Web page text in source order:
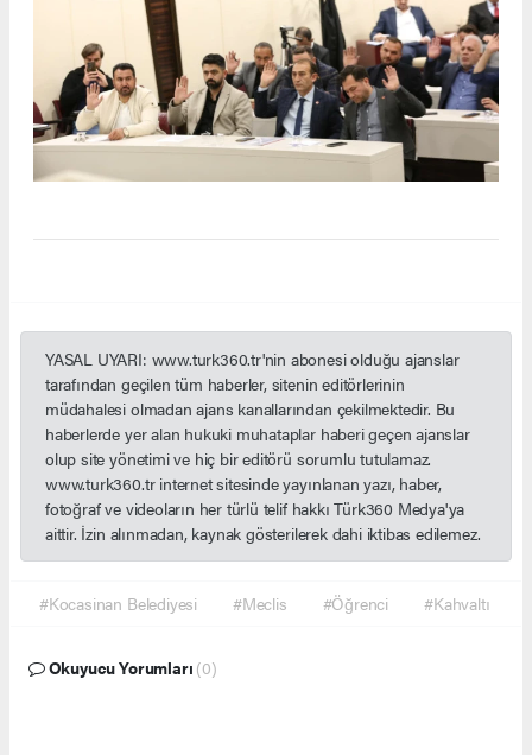
YASAL UYARI: www.turk360.tr'nin abonesi olduğu ajanslar
tarafından geçilen tüm haberler, sitenin editörlerinin
müdahalesi olmadan ajans kanallarından çekilmektedir. Bu
haberlerde yer alan hukuki muhataplar haberi geçen ajanslar
olup site yönetimi ve hiç bir editörü sorumlu tutulamaz.
www.turk360.tr internet sitesinde yayınlanan yazı, haber,
fotoğraf ve videoların her türlü telif hakkı Türk360 Medya'ya
aittir. İzin alınmadan, kaynak gösterilerek dahi iktibas edilemez.
#Kocasinan Belediyesi #Meclis #Öğrenci #Kahvaltı
Okuyucu Yorumları (0)